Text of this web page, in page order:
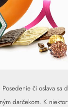
či oslava sa
darčekom. K